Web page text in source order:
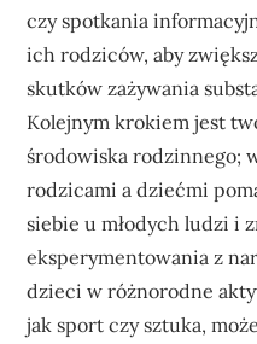
czy spotkania
ich rodziców, aby
skutków zażywania
Kolejnym krokiem jest
środowiska rodzinnego;
rodzicami a dziećmi
siebie u młodych ludzi i
eksperymentowania z
dzieci w różnorodne
jak sport czy sztuka,